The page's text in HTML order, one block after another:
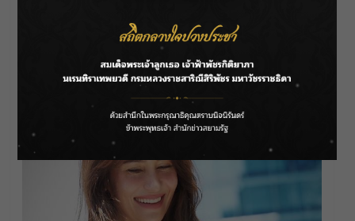
เกิร์ลสุดแซ่บ กับการจับชุดบิกินีโทนสีเหลือง-ส้มกับ
เซ็ตเสื้อเชิ้ตและกางเกงขาสั้นสีส้ม มาพร้อมหมวก
แก๊ปสีขาว ได้ลุคเล่นกีฬาที่ทั้งน่ารัก เซ็กซี่ น่ามอง